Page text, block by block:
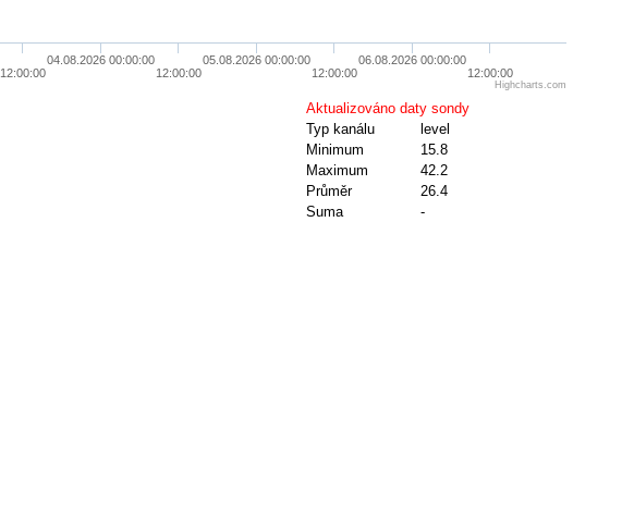
12:00:00
04.08.2026 00:00:00
12:00:00
05.08.2026 00:00:00
12:00:00
06.08.2026 00:00:00
12:00:00
Highcharts.com
Aktualizováno daty sondy
Typ kanálu
level
Minimum
15.8
Maximum
42.2
Průměr
26.4
Suma
-